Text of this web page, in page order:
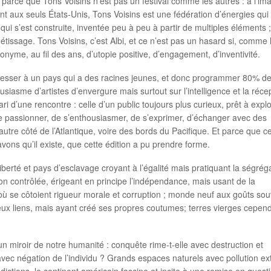
aux seuls États-Unis, Tons Voisins est une fédération d’énergies qui
s’est construite, inventée peu à peu à partir de multiples éléments ;
Tons Voisins, c’est Albi, et ce n’est pas un hasard si, comme
au fil des ans, d’utopie positive, d’engagement, d’inventivité.
à un pays qui a des racines jeunes, et donc programmer 80% de
d’artistes d’envergure mais surtout sur l’intelligence et la
d’une rencontre : celle d’un public toujours plus curieux, prêt à
de s’enthousiasmer, de s’exprimer, d’échanger avec des
côté de l’Atlantique, voire des bords du Pacifique. Et parce que
qu’il existe, que cette édition a pu prendre forme.
et pays d’esclavage croyant à l’égalité mais pratiquant la
contrôlée, érigeant en principe l’indépendance, mais usant de la
se côtoient rigueur morale et corruption ; monde neuf aux goûts
liens, mais ayant créé ses propres coutumes; terres vierges
miroir de notre humanité : conquête rime-t-elle avec destruction et
négation de l’individu ? Grands espaces naturels avec pollution